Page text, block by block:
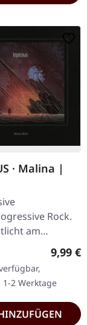
· Malina |
Rock.
am
auf Inside Out
im Jewelcase
Booklet.
mit…
9,99 €
1-2 Werktage